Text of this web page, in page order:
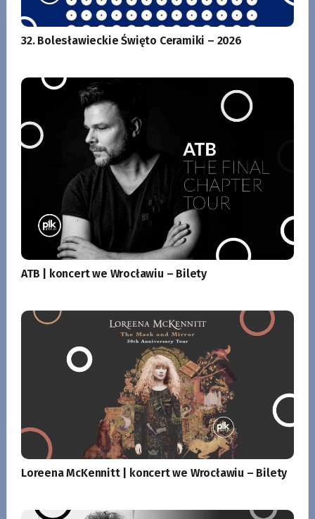
32. Bolesławieckie Święto Ceramiki – 2026
ATB | koncert we Wrocławiu – Bilety
Loreena McKennitt | koncert we Wrocławiu – Bilety